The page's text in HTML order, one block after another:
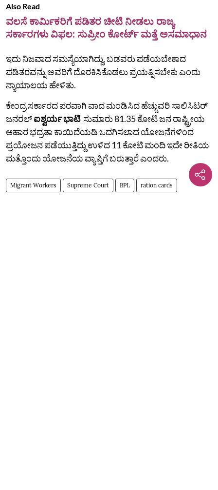
Also Read
ವಲಸೆ ಕಾರ್ಮಿಕರಿಗೆ ಪಡಿತರ ಚೀಟಿ ನೀಡಲು ರಾಜ್ಯ
ಸರ್ಕಾರಗಳು ವಿಫಲ: ಸುಪ್ರೀಂ ಕೋರ್ಟ್ ಮತ್ತೆ ಅಸಮಾಧಾನ
ಇದು ನಿಜವಾದ ಸಮಸ್ಯೆಯಾಗಿದ್ದು, ಬಡವರು ಪಡೆಯಬೇಕಾದ
ಪಡಿತರವನ್ನು ಅವರಿಗೆ ದೊರಕಿಸಿಕೊಡಲು ಪ್ರಯತ್ನಿಸಬೇಕು ಎಂದು
ನ್ಯಾಯಾಲಯ ಹೇಳಿತು.
ಕೇಂದ್ರ ಸರ್ಕಾರದ ಪರವಾಗಿ ವಾದ ಮಂಡಿಸಿದ ಹೆಚ್ಚುವರಿ ಸಾಲಿಸಿಟರ್
ಜನರಲ್ಐಶ್ವರ್ಯ ಭಾಟಿಸುಮಾರು 81.35 ಕೋಟಿ ಜನ ರಾಷ್ಟ್ರೀಯ
ಆಹಾರ ಭದ್ರತಾ ಕಾಯಿದೆಯಡಿ ಒದಗಿಸಲಾದ ಯೋಜನೆಗಳಿಂದ
ಪ್ರಯೋಜನ ಪಡೆಯುತ್ತಿದ್ದು ಉಳಿದ 11 ಕೋಟಿ ಮಂದಿ ಇದೇ ರೀತಿಯ
ಮತ್ತೊಂದು ಯೋಜನೆಯ ವ್ಯಾಪ್ತಿಗೆ ಬರುತ್ತಾರೆ ಎಂದರು.
Migrant Workers Supreme Court BPL ration cards